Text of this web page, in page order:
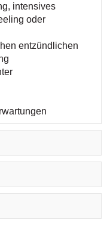
intensives
oder
entzündlichen